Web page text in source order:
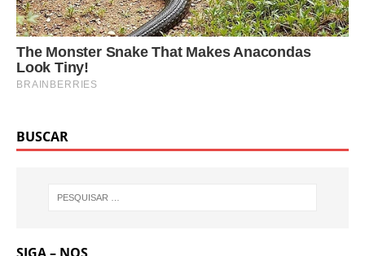
BUSCAR